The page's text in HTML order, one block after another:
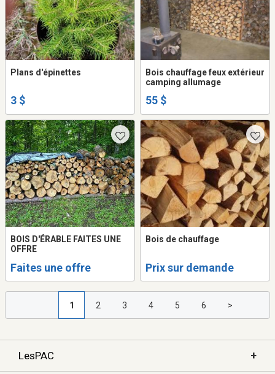
Plans d'épinettes
3 $
Bois chauffage feux extérieur
camping allumage
55 $
BOIS D'ÉRABLE FAITES UNE
OFFRE
Faites une offre
Bois de chauffage
Prix sur demande
1 2 3 4 5 6 >
LesPAC +